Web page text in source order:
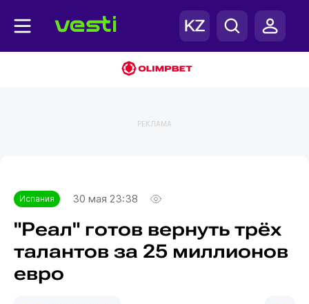
РЕКЛАМА
Испания 30 мая 23:38
"Реал" готов вернуть трёх
талантов за 25 миллионов
евро